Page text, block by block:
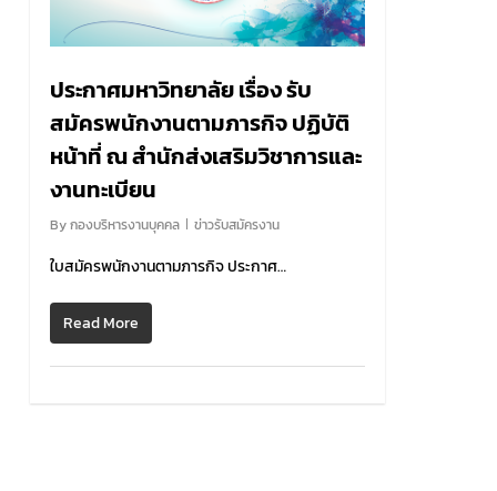
ประกาศมหาวิทยาลัย เรื่อง รับ
สมัครพนักงานตามภารกิจ ปฏิบัติ
หน้าที่ ณ สำนักส่งเสริมวิชาการและ
งานทะเบียน
Byกองบริหารงานบุคคล ข่าวรับสมัครงาน
ใบสมัครพนักงานตามภารกิจ ประกาศ…
Read More